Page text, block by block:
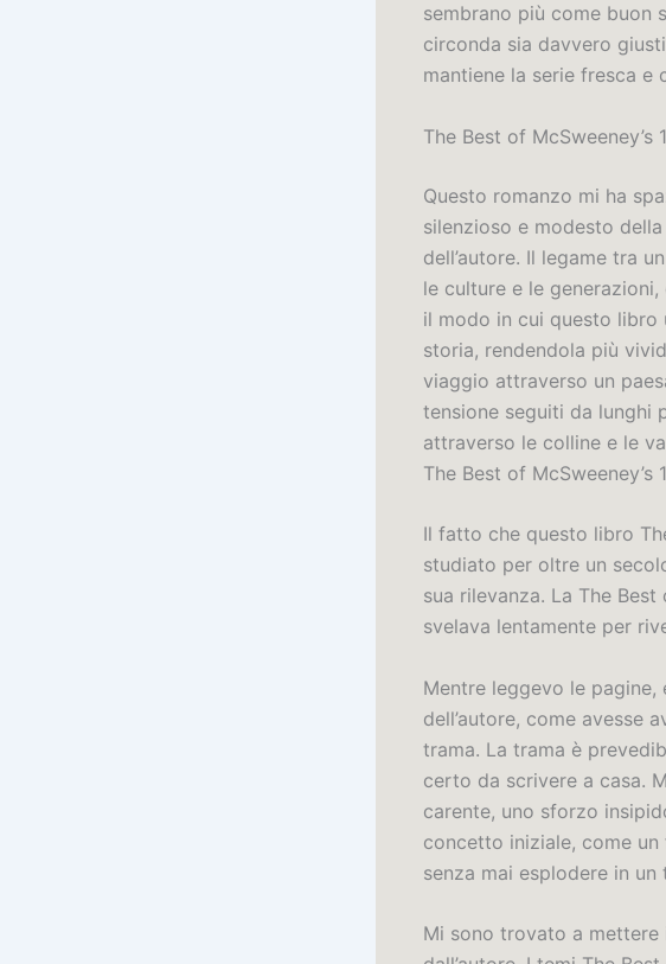
sembrano più come buon
circonda sia davvero
mantiene la serie fresca e
The Best of McSweeney’s
Questo romanzo mi ha
silenzioso e modesto
dell’autore. Il legame tra
le culture e le
il modo in cui questo
storia, rendendola più
viaggio attraverso un
tensione seguiti da lunghi
attraverso le colline e le
The Best of McSweeney’s 1
Il fatto che questo libro
studiato per oltre un
sua rilevanza. La The
svelava lentamente per
Mentre leggevo le
dell’autore, come avesse
trama. La trama è
certo da scrivere a casa.
carente, uno sforzo
concetto iniziale, come
senza mai esplodere in
Mi sono trovato a mettere